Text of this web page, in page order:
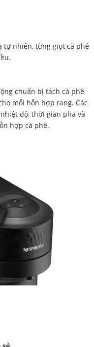
tự nhiên, từng giọt cà phê
chuẩn bị tách cà phê
mỗi hỗn hợp rang. Các
độ, thời gian pha và
hợp cà phê.